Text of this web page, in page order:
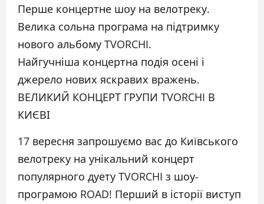
Перше концертне шоу на велотреку.
Велика сольна програма на підтримку
нового альбому TVORCHI.
Найгучніша концертна подія осені і
джерело нових яскравих вражень.
ВЕЛИКИЙ КОНЦЕРТ ГРУПИ TVORCHI В
КИЄВІ
17 вересня запрошуємо вас до Київського
велотреку на унікальний концерт
популярного дуету TVORCHI з шоу-
програмою ROAD! Перший в історії виступ